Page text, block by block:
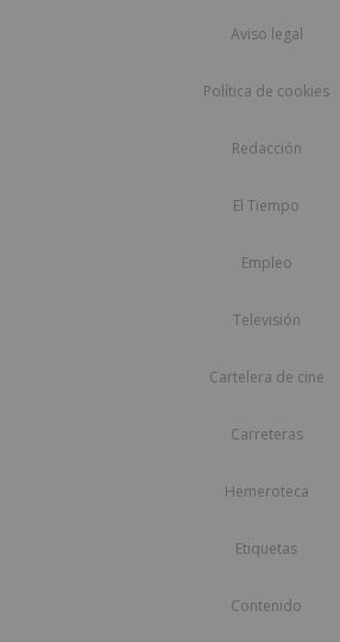
Aviso legal
Política de cookies
Redacción
El Tiempo
Empleo
Televisión
Cartelera de cine
Carreteras
Hemeroteca
Etiquetas
Contenido